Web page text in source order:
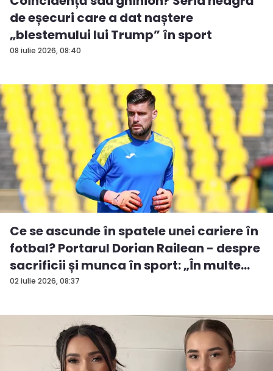
08 iulie 2026, 08:40
de eșecuri care a dat naștere
„blestemului lui Trump” în sport
02 iulie 2026, 08:37
Ce se ascunde în spatele unei cariere în
fotbal? Portarul Dorian Railean - despre
sacrificii și munca în sport: „În multe...